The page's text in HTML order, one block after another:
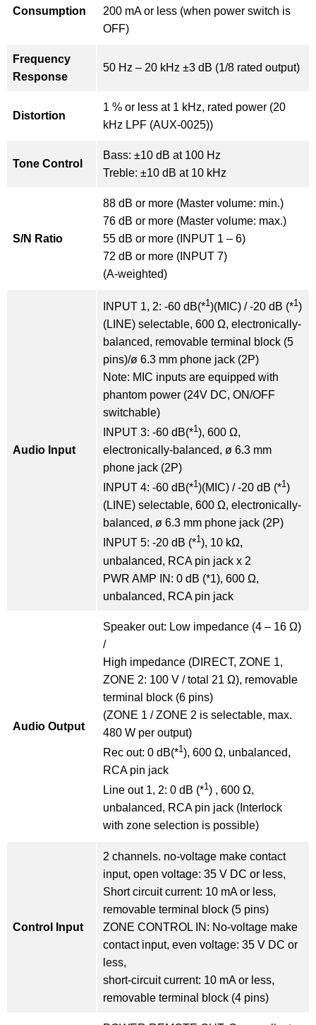
Consumption
200 mA or less (when power switch is
OFF)
Frequency
Response
50 Hz – 20 kHz ±3 dB (1/8 rated output)
Distortion
1 % or less at 1 kHz, rated power (20
kHz LPF (AUX-0025))
Tone Control
Bass: ±10 dB at 100 Hz
Treble: ±10 dB at 10 kHz
S/N Ratio
88 dB or more (Master volume: min.)
76 dB or more (Master volume: max.)
55 dB or more (INPUT 1 – 6)
72 dB or more (INPUT 7)
(A-weighted)
Audio Input
INPUT 1, 2: -60 dB(*1)(MIC) / -20 dB (*1)
(LINE) selectable, 600 Ω, electronically-
balanced, removable terminal block (5
pins)/ø 6.3 mm phone jack (2P)
Note: MIC inputs are equipped with
phantom power (24V DC, ON/OFF
switchable)
INPUT 3: -60 dB(*1 ), 600 Ω,
electronically-balanced, ø 6.3 mm
phone jack (2P)
INPUT 4: -60 dB(*1)(MIC) / -20 dB (*1)
(LINE) selectable, 600 Ω, electronically-
balanced, ø 6.3 mm phone jack (2P)
INPUT 5: -20 dB (*1), 10 kΩ,
unbalanced, RCA pin jack x 2
PWR AMP IN: 0 dB (*1), 600 Ω,
unbalanced, RCA pin jack
Audio Output
Speaker out: Low impedance (4 – 16 Ω)
/
High impedance (DIRECT, ZONE 1,
ZONE 2: 100 V / total 21 Ω), removable
terminal block (6 pins)
(ZONE 1 / ZONE 2 is selectable, max.
480 W per output)
Rec out: 0 dB(*1), 600 Ω, unbalanced,
RCA pin jack
Line out 1, 2: 0 dB (*1 ) , 600 Ω,
unbalanced, RCA pin jack (Interlock
with zone selection is possible)
Control Input
2 channels. no-voltage make contact
input, open voltage: 35 V DC or less,
Short circuit current: 10 mA or less,
removable terminal block (5 pins)
ZONE CONTROL IN: No-voltage make
contact input, even voltage: 35 V DC or
less,
short-circuit current: 10 mA or less,
removable terminal block (4 pins)